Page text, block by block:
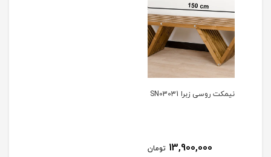
نیمکت روسی زبرا SN03031
13,900,000 تومان